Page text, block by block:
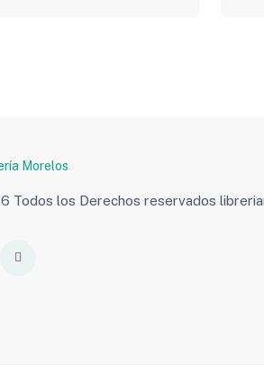
Todos los Derechos reservados